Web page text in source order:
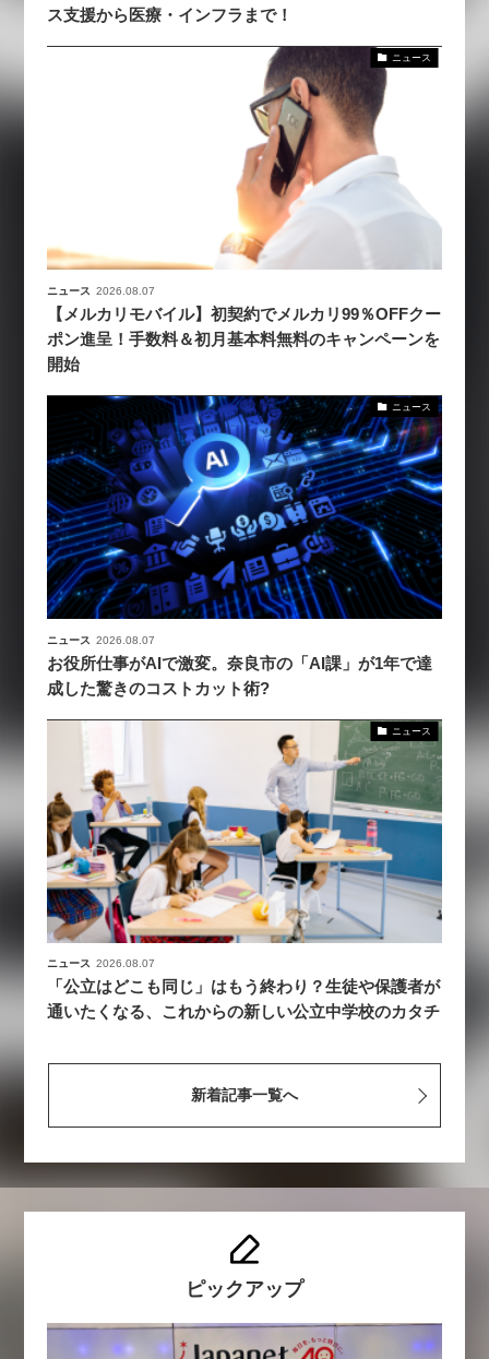
ス支援から医療・インフラまで！
ニュース
ニュース 2026.08.07
【メルカリモバイル】初契約でメルカリ99％OFFクー
ポン進呈！手数料＆初月基本料無料のキャンペーンを
開始
ニュース
ニュース 2026.08.07
お役所仕事がAIで激変。奈良市の「AI課」が1年で達
成した驚きのコストカット術?
ニュース
ニュース 2026.08.07
「公立はどこも同じ」はもう終わり？生徒や保護者が
通いたくなる、これからの新しい公立中学校のカタチ
新着記事一覧へ
ピックアップ